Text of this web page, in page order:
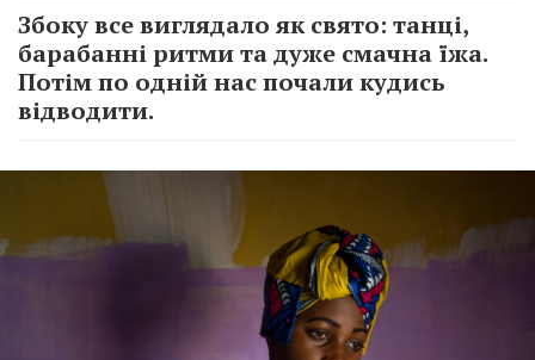
Збоку все виглядало як свято: танці,
барабанні ритми та дуже смачна їжа.
Потім по одній нас почали кудись
відводити.